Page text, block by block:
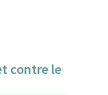
contre le